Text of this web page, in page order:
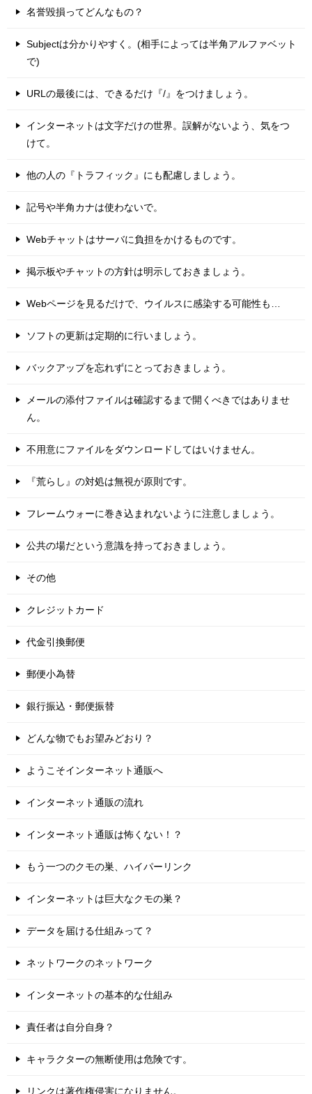
名誉毀損ってどんなもの？
Subjectは分かりやすく。(相手によっては半角アルファベット
で)
URLの最後には、できるだけ『/』をつけましょう。
インターネットは文字だけの世界。誤解がないよう、気をつ
けて。
他の人の『トラフィック』にも配慮しましょう。
記号や半角カナは使わないで。
Webチャットはサーバに負担をかけるものです。
掲示板やチャットの方針は明示しておきましょう。
Webページを見るだけで、ウイルスに感染する可能性も…
ソフトの更新は定期的に行いましょう。
バックアップを忘れずにとっておきましょう。
メールの添付ファイルは確認するまで開くべきではありませ
ん。
不用意にファイルをダウンロードしてはいけません。
『荒らし』の対処は無視が原則です。
フレームウォーに巻き込まれないように注意しましょう。
公共の場だという意識を持っておきましょう。
その他
クレジットカード
代金引換郵便
郵便小為替
銀行振込・郵便振替
どんな物でもお望みどおり？
ようこそインターネット通販へ
インターネット通販の流れ
インターネット通販は怖くない！？
もう一つのクモの巣、ハイパーリンク
インターネットは巨大なクモの巣？
データを届ける仕組みって？
ネットワークのネットワーク
インターネットの基本的な仕組み
責任者は自分自身？
キャラクターの無断使用は危険です。
リンクは著作権侵害になりません。